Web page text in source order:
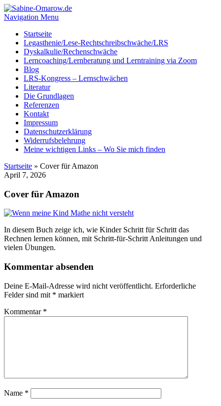
Navigation Menu
Startseite
Legasthenie/Lese-Rechtschreibschwäche/LRS
Dyskalkulie/Rechenschwäche
Lerncoaching/Lernberatung und Lerntraining via Zoom
Blog
LRS-Kongress – Lernschwächen
Literatur
Die Grundlagen
Referenzen
Kontakt
Impressum
Datenschutzerklärung
Widerrufsbelehrung
Meine wichtigen Links – Wo Sie mich finden
Startseite » Cover für Amazon
April 7, 2026
Cover für Amazon
In diesem Buch zeige ich, wie Kinder Schritt für Schritt das
Rechnen lernen können, mit Schritt-für-Schritt Anleitungen und
vielen Übungen.
Kommentar absenden
Deine E-Mail-Adresse wird nicht veröffentlicht. Erforderliche
Felder sind mit * markiert
Kommentar *
Name *